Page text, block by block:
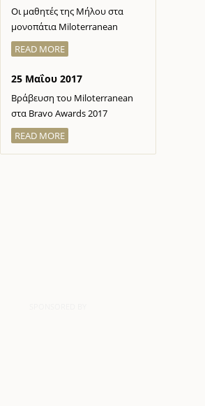
Οι μαθητές της Μήλου στα
μονοπάτια Miloterranean
READ MORE
25 Μαΐου 2017
Βράβευση του Miloterranean
στα Bravo Awards 2017
READ MORE